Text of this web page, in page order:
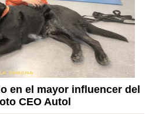
en el mayor influencer del
CEO Autol